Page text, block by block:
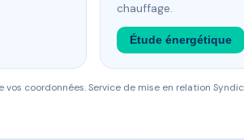
chauffage.
Étude énergétique
coordonnées. Service de mise en relation